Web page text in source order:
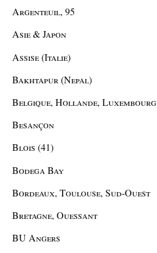
Argenteuil, 95
Asie & Japon
Assise (Italie)
Bakhtapur (Nepal)
Belgique, Hollande, Luxembourg
Besançon
Blois (41)
Bodega Bay
Bordeaux, Toulouse, Sud-Ouest
Bretagne, Ouessant
BU Angers